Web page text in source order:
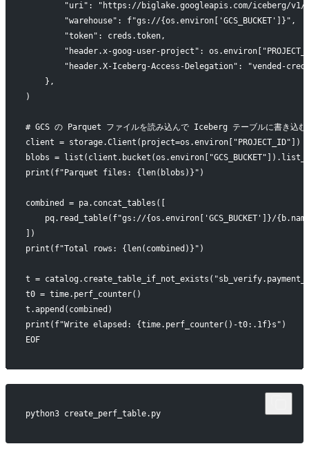
"uri": "https://biglake.googleapis.com/iceberg/v1/
        "warehouse": f"gs://{os.environ['GCS_BUCKET']}",
        "token": creds.token,
"header.x-goog-user-project":
"header.X-Iceberg-Access-Delegation": "vended-
    },
)
# GCS の Parquet ファイルを読み込んで Iceberg テーブルに書き込む
client = storage.Client(project=os.environ["PROJECT_ID"])
blobs =
print(f"Parquet files: {len(blobs)}")
combined = pa.concat_tables([
pq.read_table(f"gs://{os.environ['GCS_BUCKET']}/
])
print(f"Total rows: {len(combined)}")
t =
t0 = time.perf_counter()
t.append(combined)
print(f"Write elapsed: {time.perf_counter()-t0:.1f}s")
EOF
python3 create_perf_table.py